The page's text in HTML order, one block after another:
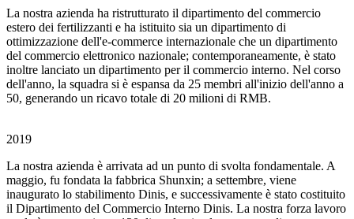
La nostra azienda ha ristrutturato il dipartimento del commercio
estero dei fertilizzanti e ha istituito sia un dipartimento di
ottimizzazione dell'e-commerce internazionale che un dipartimento
del commercio elettronico nazionale; contemporaneamente, è stato
inoltre lanciato un dipartimento per il commercio interno. Nel corso
dell'anno, la squadra si è espansa da 25 membri all'inizio dell'anno a
50, generando un ricavo totale di 20 milioni di RMB.
2019
La nostra azienda è arrivata ad un punto di svolta fondamentale. A
maggio, fu fondata la fabbrica Shunxin; a settembre, viene
inaugurato lo stabilimento Dinis, e successivamente è stato costituito
il Dipartimento del Commercio Interno Dinis. La nostra forza lavoro